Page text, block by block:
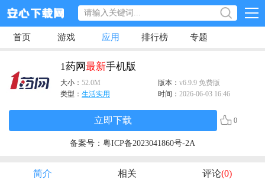
首页 游戏 应用 排行榜 专题
1药网最新手机版
大小： 52.0M 版本： v6.9.9 免费版
类型： 生活实用 时间： 2026-06-03 16:46
立即下载 0
备案号： 粤ICP备2023041860号-2A
简介 相关 评论(0)